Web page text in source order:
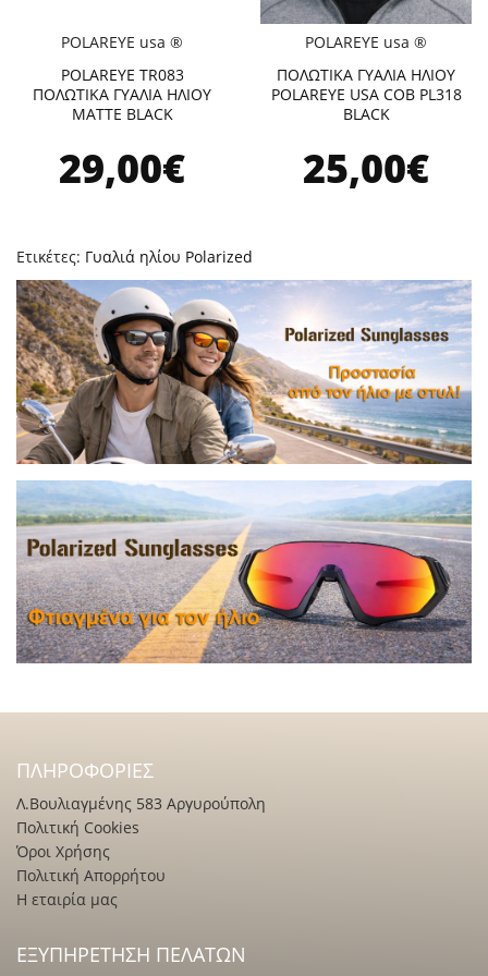
POLAREYE usa ®
POLAREYE TR083
ΠΟΛΩΤΙΚΑ ΓΥΑΛΙΑ ΗΛΙΟΥ
MATTE BLACK
29,00€
POLAREYE usa ®
ΠΟΛΩΤΙΚΑ ΓΥΑΛΙΑ ΗΛΙΟΥ
POLAREYE USA COB PL318
BLACK
25,00€
Ετικέτες: Γυαλιά ηλίου Polarized
ΠΛΗΡΟΦΟΡΊΕΣ
Λ.Βουλιαγμένης 583 Αργυρούπολη
Πολιτική Cookies
Όροι Χρήσης
Πολιτική Απορρήτου
Η εταιρία μας
ΕΞΥΠΗΡΈΤΗΣΗ ΠΕΛΑΤΏΝ